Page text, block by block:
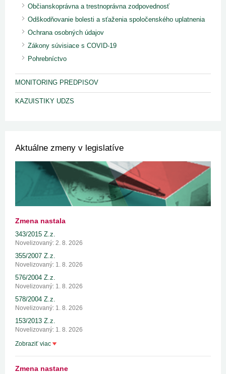
Občianskoprávna a trestnoprávna zodpovednosť
Odškodňovanie bolesti a sťaženia spoločenského uplatnenia
Ochrana osobných údajov
Zákony súvisiace s COVID-19
Pohrebníctvo
MONITORING PREDPISOV
KAZUISTIKY UDZS
Aktuálne zmeny v legislatíve
Zmena nastala
343/2015 Z.z.
Novelizovaný: 2. 8. 2026
355/2007 Z.z.
Novelizovaný: 1. 8. 2026
576/2004 Z.z.
Novelizovaný: 1. 8. 2026
578/2004 Z.z.
Novelizovaný: 1. 8. 2026
153/2013 Z.z.
Novelizovaný: 1. 8. 2026
Zobraziť viac
Zmena nastane